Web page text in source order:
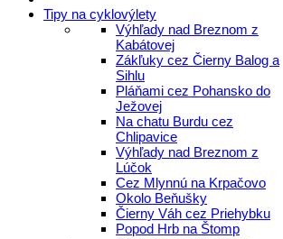
Tipy na cyklovýlety
Výhľady nad Breznom z
Kabátovej
Zákľuky cez Čierny Balog a
Sihlu
Pláňami cez Pohansko do
Ježovej
Na chatu Burdu cez
Chlipavice
Výhľady nad Breznom z
Lúčok
Cez Mlynnú na Krpačovo
Okolo Beňušky
Čierny Váh cez Priehybku
Popod Hrb na Štomp